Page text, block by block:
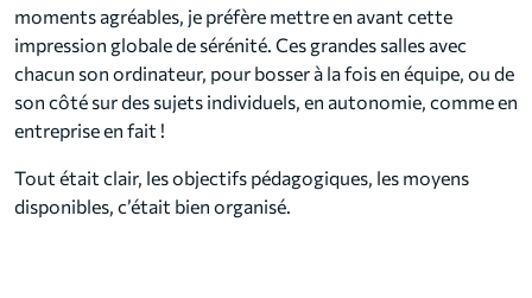
moments agréables, je préfère mettre en avant cette
impression globale de sérénité. Ces grandes salles avec
chacun son ordinateur, pour bosser à la fois en équipe, ou de
son côté sur des sujets individuels, en autonomie, comme en
entreprise en fait !
Tout était clair, les objectifs pédagogiques, les moyens
disponibles, c’était bien organisé.